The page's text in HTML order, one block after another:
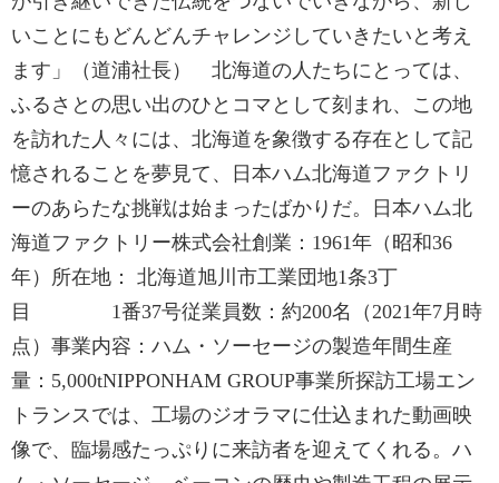
いことにもどんどんチャレンジしていきたいと考え
ます」（道浦社長） 北海道の人たちにとっては、
ふるさとの思い出のひとコマとして刻まれ、この地
を訪れた人々には、北海道を象徴する存在として記
憶されることを夢見て、日本ハム北海道ファクトリ
ーのあらたな挑戦は始まったばかりだ。日本ハム北
海道ファクトリー株式会社創業：1961年（昭和36
年）所在地： 北海道旭川市工業団地1条3丁
目 1番37号従業員数：約200名（2021年7月時
点）事業内容：ハム・ソーセージの製造年間生産
量：5,000tNIPPONHAM GROUP事業所探訪工場エン
トランスでは、工場のジオラマに仕込まれた動画映
像で、臨場感たっぷりに来訪者を迎えてくれる。ハ